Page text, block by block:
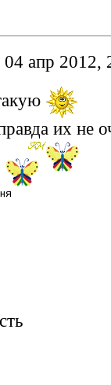
04 апр 2012,
их не